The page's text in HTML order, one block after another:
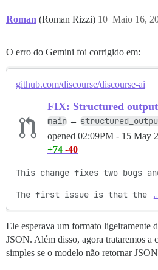
Roman (Roman Rizzi) Maio 16,
10
O erro do Gemini foi corrigido em:
github.com/discourse/discourse-ai
FIX: Structured output
main ←
opened 02:09PM - 15 May
+74 -40
This change fixes two bugs
The first issue is that the
Ele esperava um formato ligeiramente
JSON. Além disso, agora trataremos a
simples se o modelo não retornar